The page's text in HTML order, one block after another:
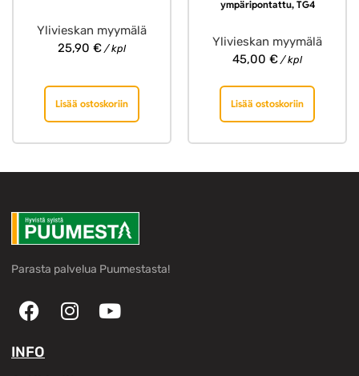
Ylivieskan myymälä
25,90 € / kpl
Lisää ostoskoriin
ympäripontattu, TG4
Ylivieskan myymälä
45,00 € / kpl
Lisää ostoskoriin
Parasta palvelua Puumestasta!
INFO